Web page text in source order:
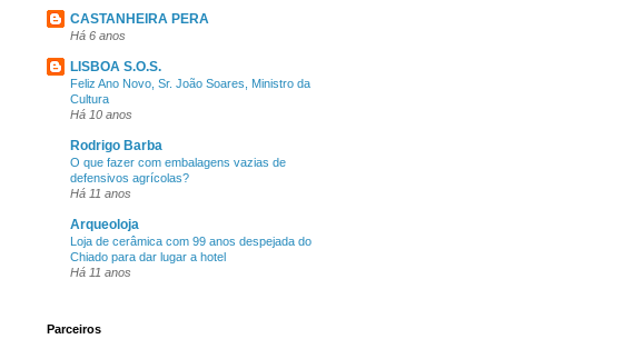
CASTANHEIRA PERA
Há 6 anos
LISBOA S.O.S.
Feliz Ano Novo, Sr. João Soares, Ministro da
Cultura
Há 10 anos
Rodrigo Barba
O que fazer com embalagens vazias de
defensivos agrícolas?
Há 11 anos
Arqueoloja
Loja de cerâmica com 99 anos despejada do
Chiado para dar lugar a hotel
Há 11 anos
Parceiros